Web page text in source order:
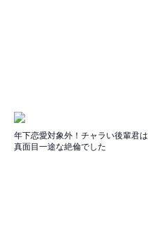
年下恋愛対象外！チャラい後輩君は
真面目一途な絶倫でした